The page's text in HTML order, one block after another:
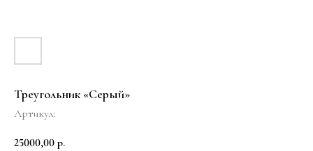
Треугольник «Серый»
Артикул:
25000,00 р.